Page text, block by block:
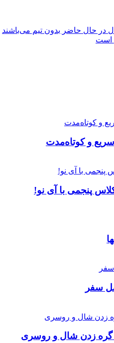
در حال حاضر بدون تیم می‌باشند
است
و کوتاه‌مدت
پنجمی با آی نو!
سفر